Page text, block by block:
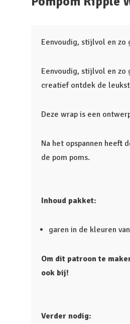
Eenvoudig, stijlvol en zo
Eenvoudig, stijlvol en zo
creatief ontdek de
Deze wrap is een
Na het opspannen heeft
de pom poms.
Inhoud pakket:
garen in de kleuren
Om dit patroon te
ook bij!
Verder nodig: